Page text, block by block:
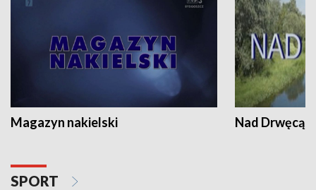
Magazyn nakielski Nad Drwęcą
SPORT